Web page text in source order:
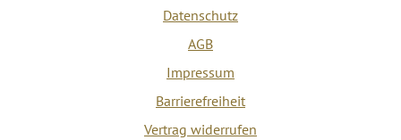
Datenschutz
AGB
Impressum
Barrierefreiheit
Vertrag widerrufen